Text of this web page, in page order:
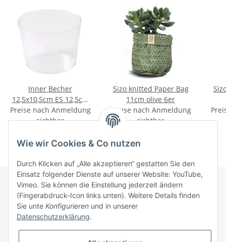
Inner Becher
12,5x10,5cm ES 12,5cm
trans
Preise nach Anmeldung
sichtbar
Sizo knitted Paper Bag
11cm olive 6er
Preise nach Anmeldung
sichtbar
Informationen
Gesetzliche Informationen
Wie wir Cookies & Co nutzen
Durch Klicken auf „Alle akzeptieren“ gestatten Sie den
Einsatz folgender Dienste auf unserer Website: YouTube,
Vimeo. Sie können die Einstellung jederzeit ändern
(Fingerabdruck-Icon links unten). Weitere Details finden
Sie unte Konfigurieren und in unserer
Datenschutzerklärung.